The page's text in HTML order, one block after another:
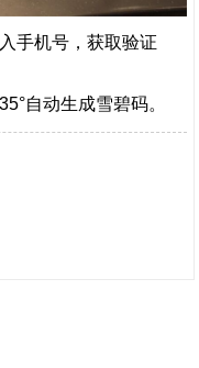
手机号，获取验证
自动生成雪碧码。